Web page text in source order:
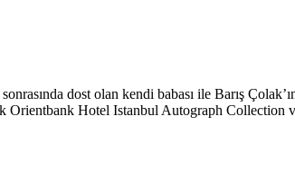
dost olan kendi babası ile Barış
Orientbank Hotel Istanbul Autograph